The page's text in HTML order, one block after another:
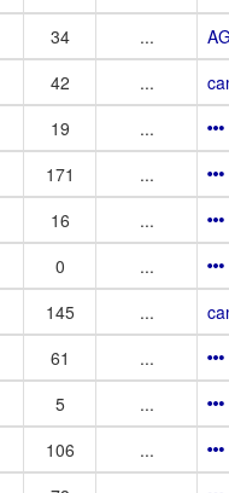
34 ...
42 ...
19
...
171
...
16
...
0
...
145 ...
61
...
5
...
106
...